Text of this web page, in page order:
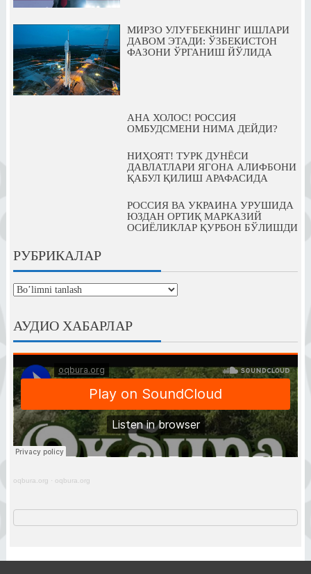
МИРЗО УЛУҒБЕКНИНГ ИШЛАРИ
ДАВОМ ЭТАДИ: ЎЗБЕКИСТОН
ФАЗОНИ ЎРГАНИШ ЙЎЛИДА
АНА ХОЛОС! РОССИЯ
ОМБУДСМЕНИ НИМА ДЕЙДИ?
НИҲОЯТ! ТУРК ДУНЁСИ
ДАВЛАТЛАРИ ЯГОНА АЛИФБОНИ
ҚАБУЛ ҚИЛИШ АРАФАСИДА
РОССИЯ ВА УКРАИНА УРУШИДА
ЮЗДАН ОРТИҚ МАРКАЗИЙ
ОСИЁЛИКЛАР ҚУРБОН БЎЛИШДИ
РУБРИКАЛАР
рубрикалар
АУДИО ХАБАРЛАР
oqbura.org · oqbura.org